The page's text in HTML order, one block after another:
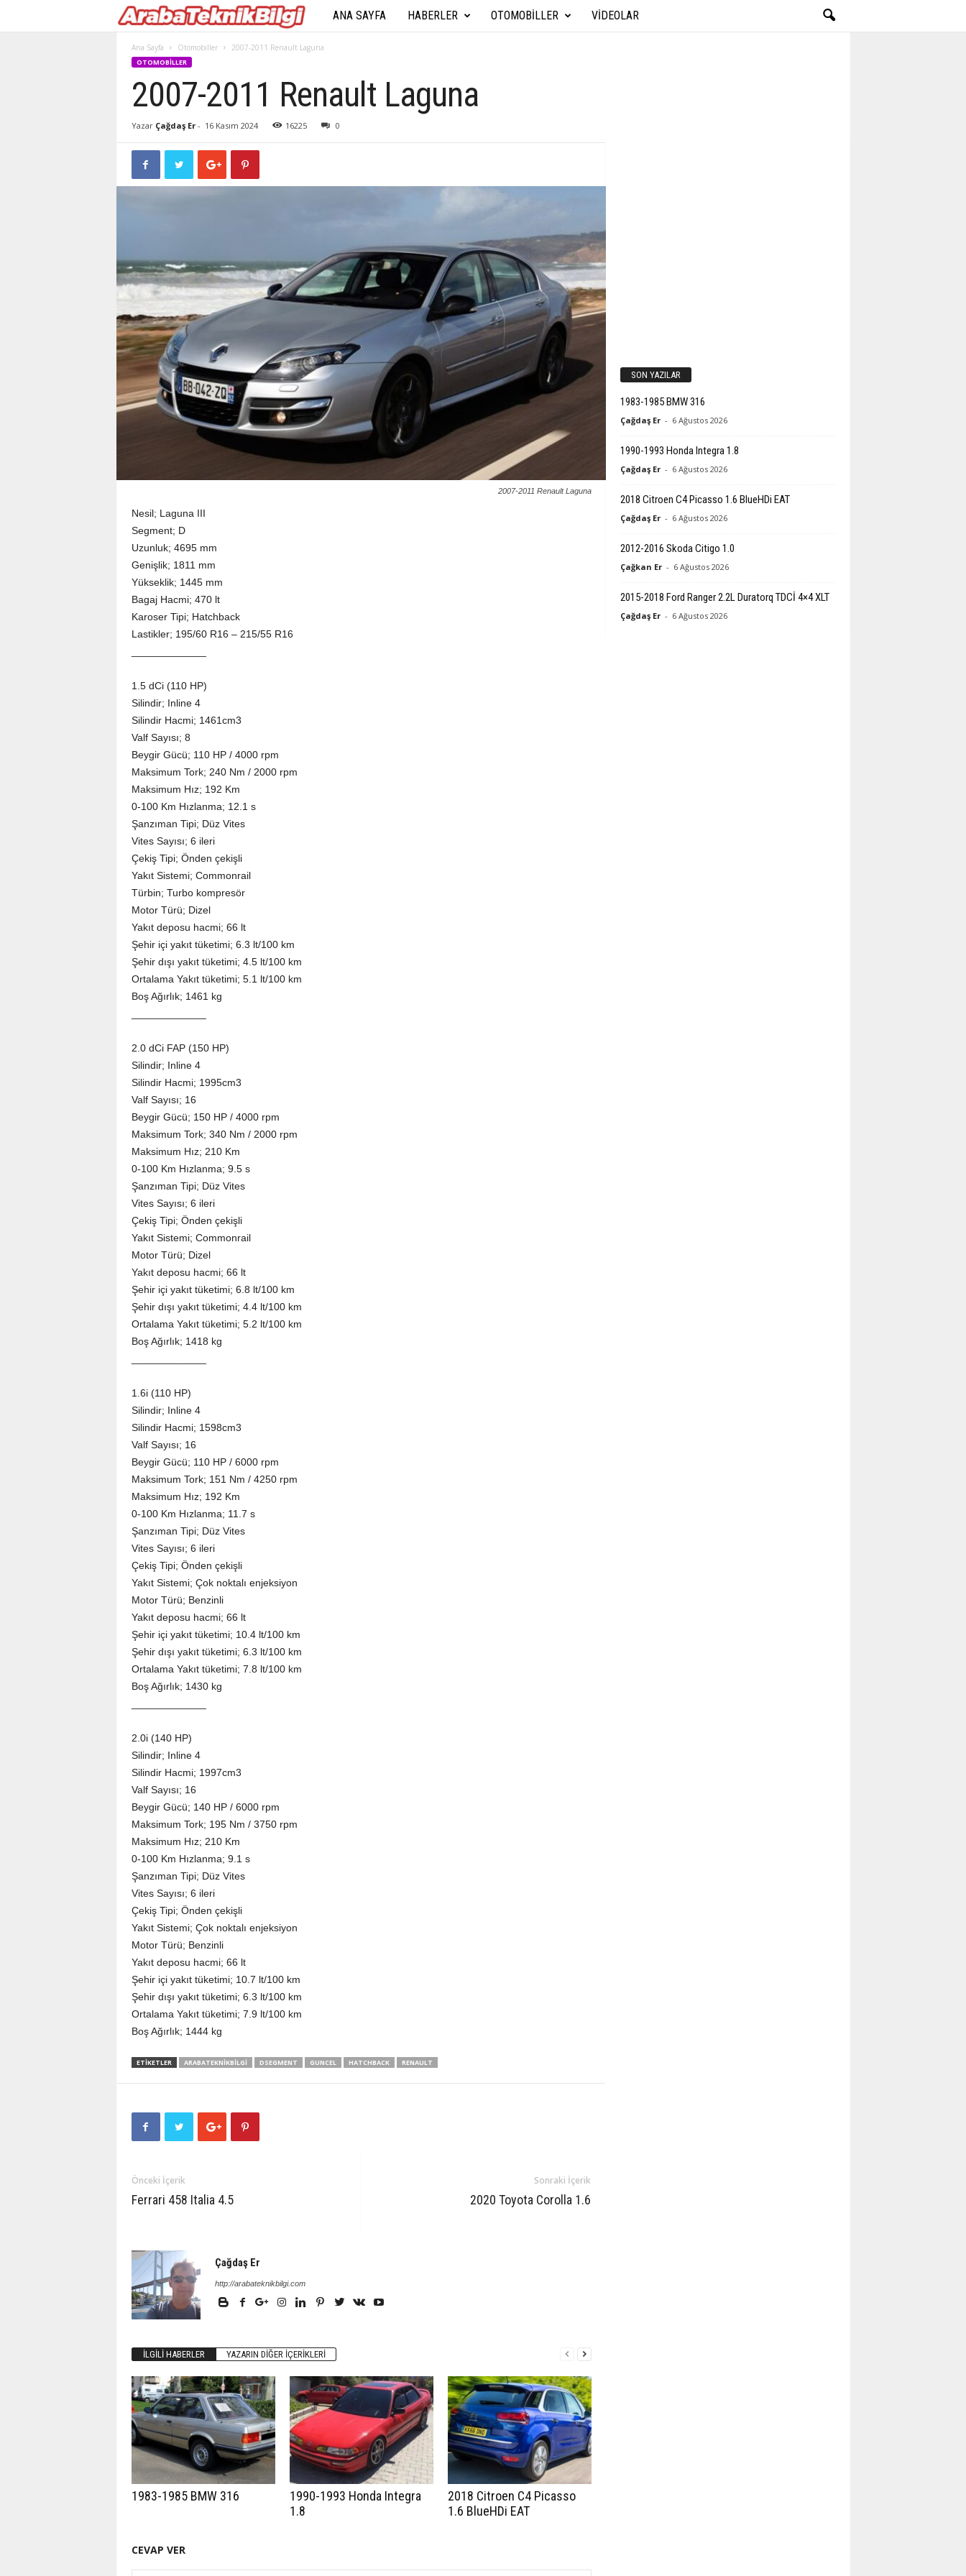
r
b
a
n
i
B
i
l
ANA SAYFA HABERLER OTOMOBILLER VIDEOLAR
Ana Sayfa Otomobiller 2007-2011 Renault Laguna
OTOMOBILLER
2007-2011 Renault Laguna
Yazar Çağdaş Er- 16 Kasım 2024 16225 0
2007-2011 Renault Laguna
Nesil; Laguna III
Segment; D
Uzunluk; 4695 mm
Genişlik; 1811 mm
Yükseklik; 1445 mm
Bagaj Hacmi; 470 lt
Karoser Tipi; Hatchback
Lastikler; 195/60 R16 – 215/55 R16
1.5 dCi (110 HP)
Silindir; Inline 4
Silindir Hacmi; 1461cm3
Valf Sayısı; 8
Beygir Gücü; 110 HP / 4000 rpm
Maksimum Tork; 240 Nm / 2000 rpm
Maksimum Hız; 192 Km
0-100 Km Hızlanma; 12.1 s
Şanzıman Tipi; Düz Vites
Vites Sayısı; 6 ileri
Çekiş Tipi; Önden çekişli
Yakıt Sistemi; Commonrail
Türbin; Turbo kompresör
Motor Türü; Dizel
Yakıt deposu hacmi; 66 lt
Şehir içi yakıt tüketimi; 6.3 lt/100 km
Şehir dışı yakıt tüketimi; 4.5 lt/100 km
Ortalama Yakıt tüketimi; 5.1 lt/100 km
Boş Ağırlık; 1461 kg
2.0 dCi FAP (150 HP)
Silindir; Inline 4
Silindir Hacmi; 1995cm3
Valf Sayısı; 16
Beygir Gücü; 150 HP / 4000 rpm
Maksimum Tork; 340 Nm / 2000 rpm
Maksimum Hız; 210 Km
0-100 Km Hızlanma; 9.5 s
Şanzıman Tipi; Düz Vites
Vites Sayısı; 6 ileri
Çekiş Tipi; Önden çekişli
Yakıt Sistemi; Commonrail
Motor Türü; Dizel
Yakıt deposu hacmi; 66 lt
Şehir içi yakıt tüketimi; 6.8 lt/100 km
Şehir dışı yakıt tüketimi; 4.4 lt/100 km
Ortalama Yakıt tüketimi; 5.2 lt/100 km
Boş Ağırlık; 1418 kg
1.6i (110 HP)
Silindir; Inline 4
Silindir Hacmi; 1598cm3
Valf Sayısı; 16
Beygir Gücü; 110 HP / 6000 rpm
Maksimum Tork; 151 Nm / 4250 rpm
Maksimum Hız; 192 Km
0-100 Km Hızlanma; 11.7 s
Şanzıman Tipi; Düz Vites
Vites Sayısı; 6 ileri
Çekiş Tipi; Önden çekişli
Yakıt Sistemi; Çok noktalı enjeksiyon
Motor Türü; Benzinli
Yakıt deposu hacmi; 66 lt
Şehir içi yakıt tüketimi; 10.4 lt/100 km
Şehir dışı yakıt tüketimi; 6.3 lt/100 km
Ortalama Yakıt tüketimi; 7.8 lt/100 km
Boş Ağırlık; 1430 kg
2.0i (140 HP)
Silindir; Inline 4
Silindir Hacmi; 1997cm3
Valf Sayısı; 16
Beygir Gücü; 140 HP / 6000 rpm
Maksimum Tork; 195 Nm / 3750 rpm
Maksimum Hız; 210 Km
0-100 Km Hızlanma; 9.1 s
Şanzıman Tipi; Düz Vites
Vites Sayısı; 6 ileri
Çekiş Tipi; Önden çekişli
Yakıt Sistemi; Çok noktalı enjeksiyon
Motor Türü; Benzinli
Yakıt deposu hacmi; 66 lt
Şehir içi yakıt tüketimi; 10.7 lt/100 km
Şehir dışı yakıt tüketimi; 6.3 lt/100 km
Ortalama Yakıt tüketimi; 7.9 lt/100 km
Boş Ağırlık; 1444 kg
ETIKETLER ARABATEKNIKBILGI DSEGMENT GUNCEL HATCHBACK RENAULT
Önceki İçerik
Ferrari 458 Italia 4.5
Sonraki İçerik
2020 Toyota Corolla 1.6
Çağdaş Er
http://arabateknikbilgi.com
İLGILI HABERLER YAZARIN DIĞER İÇERIKLERI
1983-1985 BMW 316
1990-1993 Honda Integra
1.8
2018 Citroen C4 Picasso
1.6 BlueHDi EAT
CEVAP VER
SON YAZILAR
1983-1985 BMW 316
Çağdaş Er - 6 Ağustos 2026
1990-1993 Honda Integra 1.8
Çağdaş Er - 6 Ağustos 2026
2018 Citroen C4 Picasso 1.6 BlueHDi EAT
Çağdaş Er - 6 Ağustos 2026
2012-2016 Skoda Citigo 1.0
Çağkan Er - 6 Ağustos 2026
2015-2018 Ford Ranger 2.2L Duratorq TDCİ 4×4 XLT
Çağdaş Er - 6 Ağustos 2026